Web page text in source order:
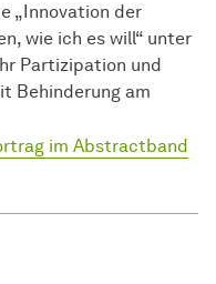
„Innovation der
wie ich es will“ unter
Partizipation und
Behinderung am
im Abstractband